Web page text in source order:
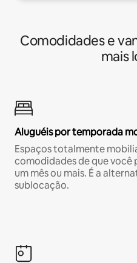
Comodidades e
mais
Aluguéis por temporada
Espaços totalmente
comodidades de que você
um mês ou mais. É a
sublocação.